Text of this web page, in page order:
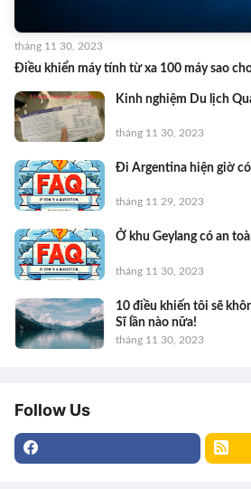
Điều khiển máy tính từ xa 100 máy sao
tháng 11 30, 2023
Kinh nghiệm Du lịch
tháng 11 30, 2023
Đi Argentina hiện giờ
tháng 11 29, 2023
Ở khu Geylang có an
tháng 11 30, 2023
10 điều khiến tôi sẽ
Sĩ lần nào nữa!
tháng 11 30, 2023
Follow Us